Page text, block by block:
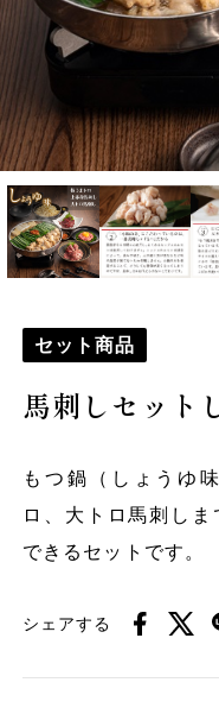
セット商品
馬刺しセット
もつ鍋（しょうゆ
ロ、大トロ馬刺し
できるセットです。
シェアする